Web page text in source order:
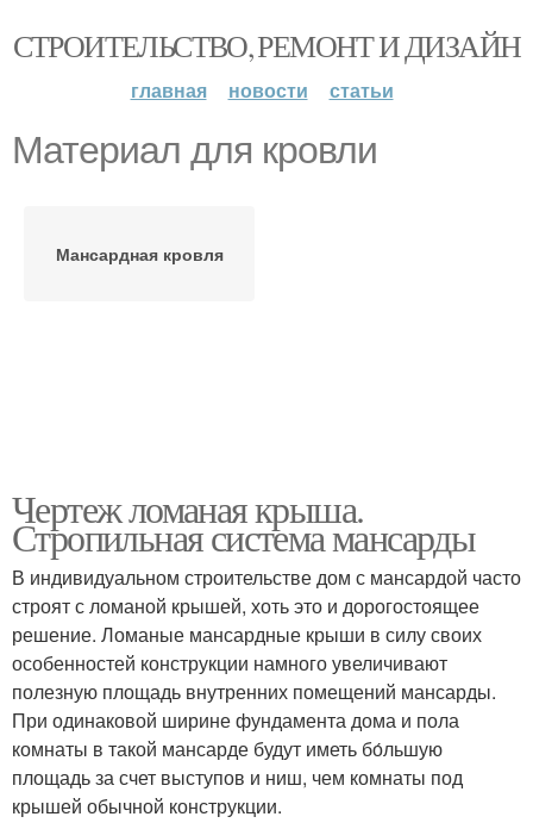
СТРОИТЕЛЬСТВО, РЕМОНТ И ДИЗАЙН
главная новости статьи
Материал для кровли
Мансардная кровля
Чертеж ломаная крыша.
Стропильная система мансарды
В индивидуальном строительстве дом с мансардой часто
строят с ломаной крышей, хоть это и дорогостоящее
решение. Ломаные мансардные крыши в силу своих
особенностей конструкции намного увеличивают
полезную площадь внутренних помещений мансарды.
При одинаковой ширине фундамента дома и пола
комнаты в такой мансарде будут иметь бо́льшую
площадь за счет выступов и ниш, чем комнаты под
крышей обычной конструкции.